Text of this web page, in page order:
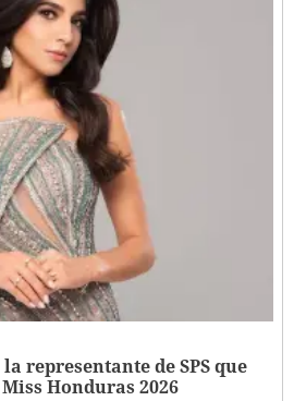
representante de SPS que
Honduras 2026